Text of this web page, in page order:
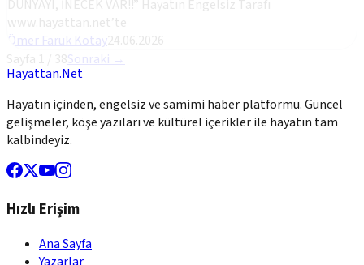
DÜNYAYI, İNECEK VAR!!” Hayatın Engelsiz Tarafı
www.hayattan.net’te
Ömer Faruk Kotay24.06.2026
Sayfa 1 38Sonraki →
Hayattan.Net
Hayatın içinden, engelsiz ve samimi haber platformu. Güncel
gelişmeler, köşe yazıları ve kültürel içerikler ile hayatın tam
kalbindeyiz.
Hızlı Erişim
Ana Sayfa
Yazarlar